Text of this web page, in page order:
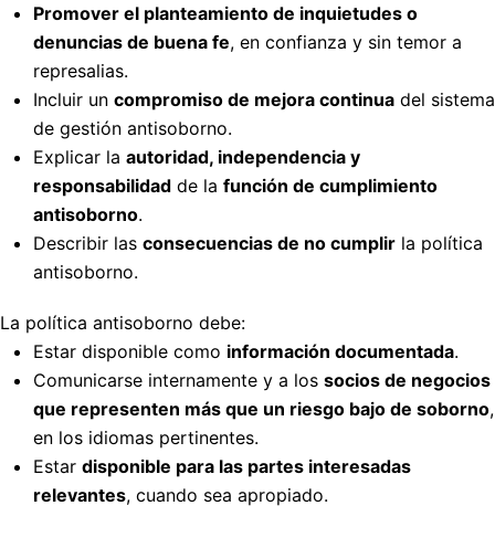
Promover el planteamiento de inquietudes o
denuncias de buena fe, en confianza y sin temor a
represalias.
Incluir un compromiso de mejora continua del sistema
de gestión antisoborno.
Explicar la autoridad, independencia y
responsabilidad de la función de cumplimiento
antisoborno.
Describir las consecuencias de no cumplir la política
antisoborno.
La política antisoborno debe:
Estar disponible como información documentada.
Comunicarse internamente y a los socios de negocios
que representen más que un riesgo bajo de soborno,
en los idiomas pertinentes.
Estar disponible para las partes interesadas
relevantes, cuando sea apropiado.